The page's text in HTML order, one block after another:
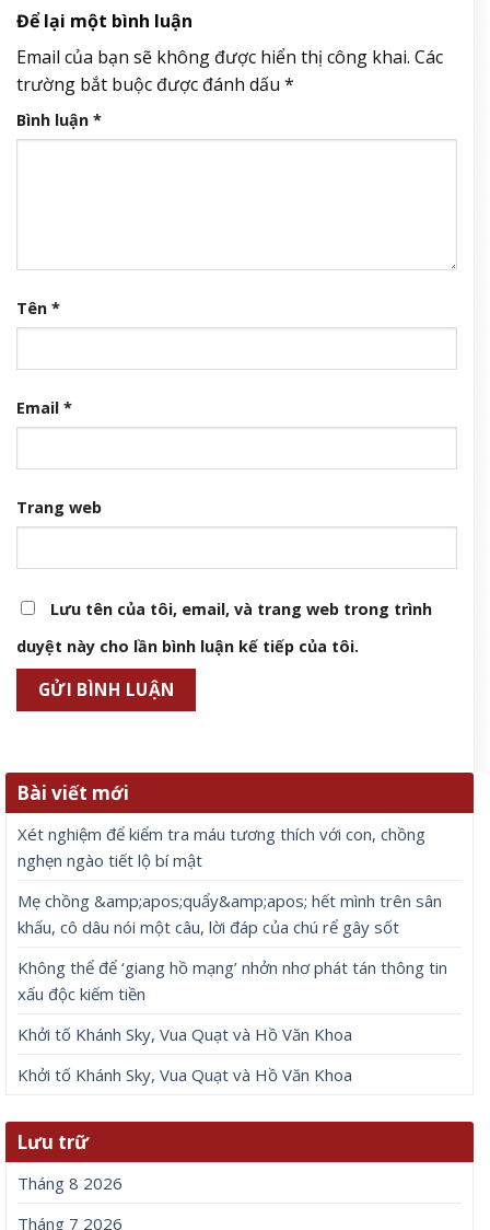
Để lại một bình luận
Email của bạn sẽ không được hiển thị công khai. Các
trường bắt buộc được đánh dấu *
Bình luận *
Tên *
Email *
Trang web
Lưu tên của tôi, email, và trang web trong trình
duyệt này cho lần bình luận kế tiếp của tôi.
Bài viết mới
Xét nghiệm để kiểm tra máu tương thích với con, chồng
nghẹn ngào tiết lộ bí mật
Mẹ chồng &amp;apos;quẩy&amp;apos; hết mình trên sân
khấu, cô dâu nói một câu, lời đáp của chú rể gây sốt
Không thể để ‘giang hồ mạng’ nhởn nhơ phát tán thông tin
xấu độc kiếm tiền
Khởi tố Khánh Sky, Vua Quạt và Hồ Văn Khoa
Khởi tố Khánh Sky, Vua Quạt và Hồ Văn Khoa
Lưu trữ
Tháng 8 2026
Tháng 7 2026